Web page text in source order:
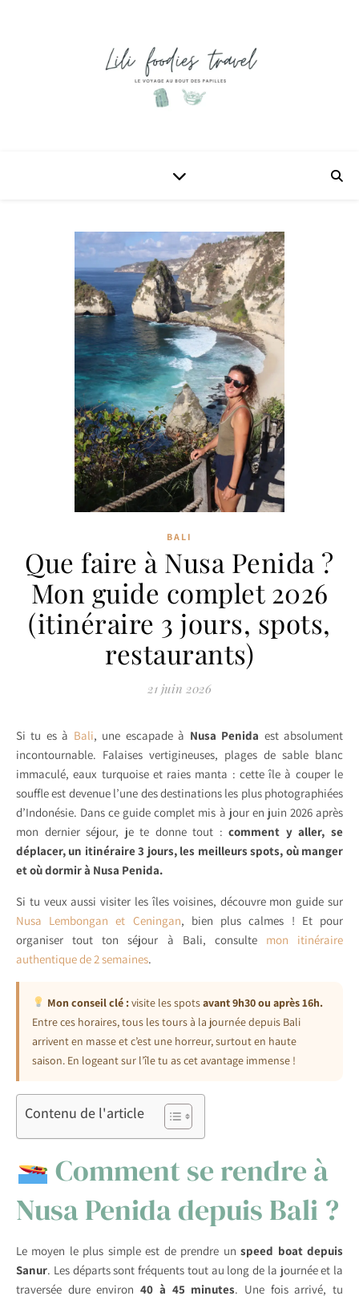
BALI
Que faire à Nusa Penida ?
Mon guide complet 2026
(itinéraire 3 jours, spots,
restaurants)
21 juin 2026
Si tu es à Bali, une escapade à Nusa Penida est absolument
incontournable. Falaises vertigineuses, plages de sable blanc
immaculé, eaux turquoise et raies manta : cette île à couper le
souffle est devenue l’une des destinations les plus photographiées
d’Indonésie. Dans ce guide complet mis à jour en juin 2026 après
mon dernier séjour, je te donne tout :comment y aller, se
déplacer, un itinéraire 3 jours, les meilleurs spots, où manger
et où dormir à Nusa Penida.
Si tu veux aussi visiter les îles voisines, découvre mon guide sur
Nusa Lembongan et Ceningan, bien plus calmes ! Et pour
organiser tout ton séjour à Bali, consulte mon itinéraire
authentique de 2 semaines.
Mon conseil clé :visite les spotsavant 9h30 ou après 16h.
Entre ces horaires, tous les tours à la journée depuis Bali
arrivent en masse et c’est une horreur, surtout en haute
saison. En logeant sur l’île tu as cet avantage immense !
Contenu de l'article
Comment se rendre à
Nusa Penida depuis Bali ?
Le moyen le plus simple est de prendre unspeed boat depuis
Sanur. Les départs sont fréquents tout au long de la journée et la
traversée dure environ40 à 45 minutes. Une fois arrivé, tu